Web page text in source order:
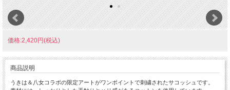
価格:2,420円(税込)
商品説明
うきは＆八女コラボの限定アートがワンポイントで刺繍されたサコッシュです。